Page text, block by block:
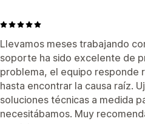
Llevamos meses trabajando
soporte ha sido excelente de
problema, el equipo responde
hasta encontrar la causa raíz.
soluciones técnicas a medida
necesitábamos. Muy